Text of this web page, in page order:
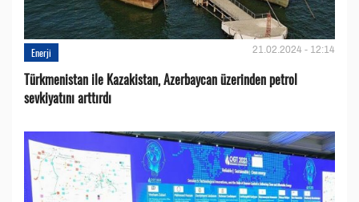
Enerji 21.02.2024 - 12:14
Türkmenistan ile Kazakistan, Azerbaycan üzerinden petrol
sevkiyatını arttırdı